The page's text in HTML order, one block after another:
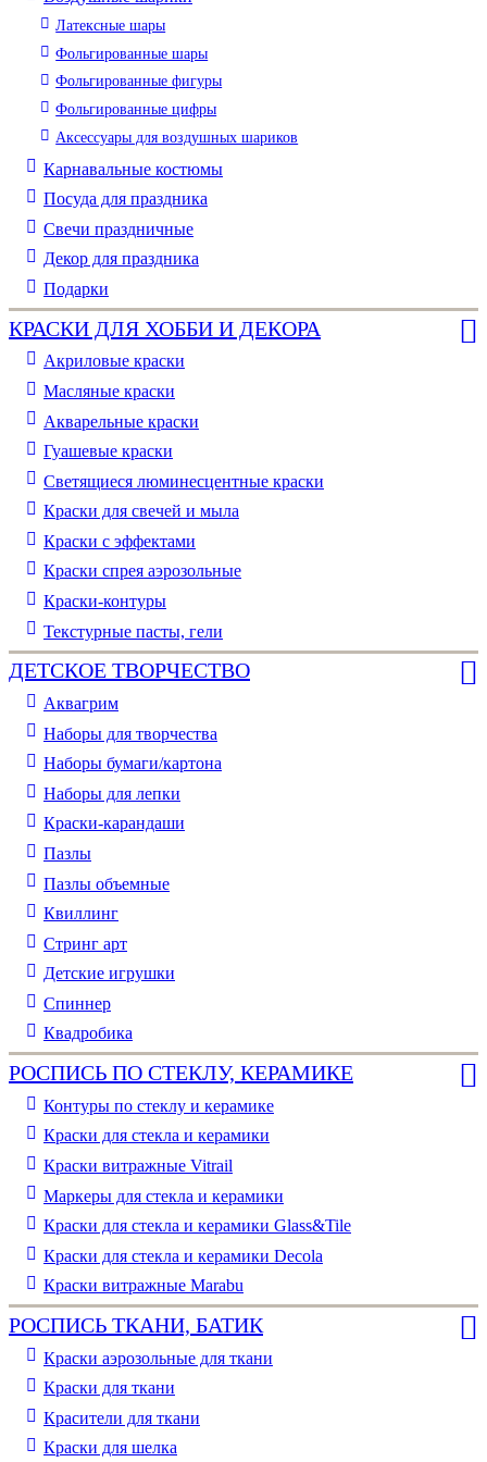
Латексные шары
Фольгированные шары
Фольгированные фигуры
Фольгированные цифры
Аксессуары для воздушных шариков
Карнавальные костюмы
Посуда для праздника
Свечи праздничные
Декор для праздника
Подарки
КРАСКИ ДЛЯ ХОББИ И ДЕКОРА
Акриловые краски
Масляные краски
Акварельные краски
Гуашевые краски
Светящиеся люминесцентные краски
Краски для свечей и мыла
Краски с эффектами
Краски спрея аэрозольные
Краски-контуры
Текстурные пасты, гели
ДЕТСКОЕ ТВОРЧЕСТВО
Аквагрим
Наборы для творчества
Наборы бумаги/картона
Наборы для лепки
Краски-карандаши
Пазлы
Пазлы объемные
Квиллинг
Стринг арт
Детские игрушки
Спиннер
Квадробика
РОСПИСЬ ПО СТЕКЛУ, КЕРАМИКЕ
Контуры по стеклу и керамике
Краски для стекла и керамики
Краски витражные Vitrail
Маркеры для стекла и керамики
Краски для стекла и керамики Glass&Tile
Краски для стекла и керамики Decola
Краски витражные Marabu
РОСПИСЬ ТКАНИ, БАТИК
Краски аэрозольные для ткани
Краски для ткани
Красители для ткани
Краски для шелка